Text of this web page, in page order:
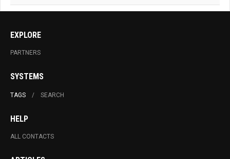
EXPLORE
PARTNERS
SYSTEMS
TAGS SEARCH
HELP
ALL CONTACTS